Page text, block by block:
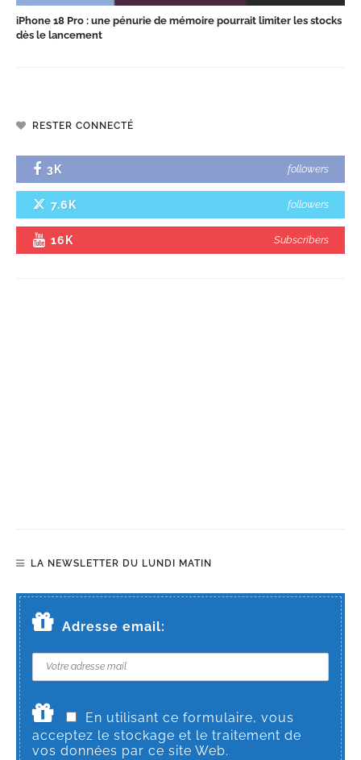
iPhone 18 Pro : une pénurie de mémoire pourrait limiter les stocks
dès le lancement
RESTER CONNECTÉ
3K followers
7.6K followers
16K Subscribers
LA NEWSLETTER DU LUNDI MATIN
Adresse email:
En utilisant ce formulaire, vous
acceptez le stockage et le traitement de
vos données par ce site Web.